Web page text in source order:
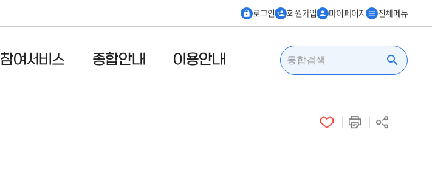
lock 로그인 person_add 회원가입 person 마이페이지 menu 전체메뉴
참여서비스 종합안내 이용안내 search